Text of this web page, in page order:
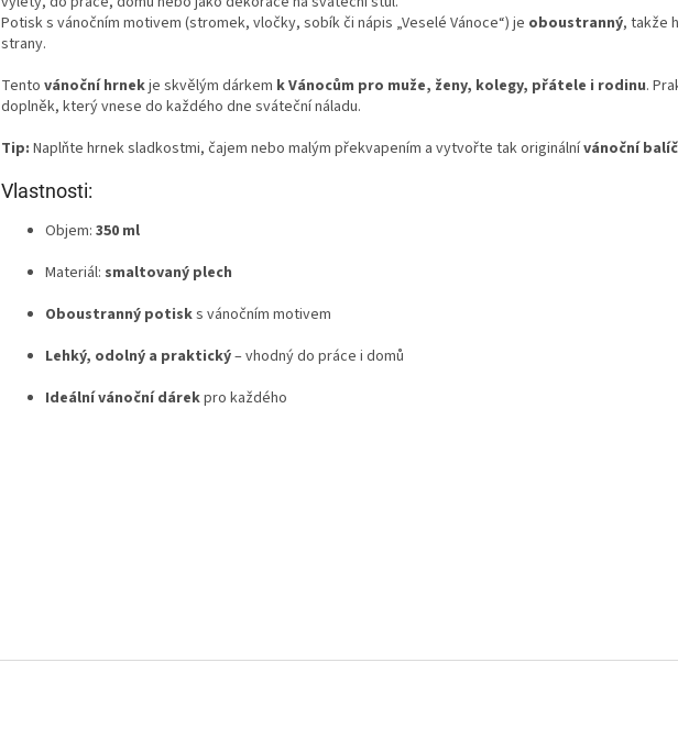
Potisk s vánočním motivem (stromek, vločky, sobík či nápis „Veselé Vánoce“) je oboustranný, takže
strany.
Tento vánoční hrnekje skvělým dárkem k Vánocům pro muže, ženy, kolegy, přátele i rodinu.
doplněk, který vnese do každého dne sváteční náladu.
Tip: Naplňte hrnek sladkostmi, čajem nebo malým překvapením a vytvořte tak originálnívánoční
Vlastnosti:
Objem: 350 ml
Materiál: smaltovaný plech
Oboustranný potisks vánočním motivem
Lehký, odolný a praktický– vhodný do práce i domů
Ideální vánoční dárekpro každého